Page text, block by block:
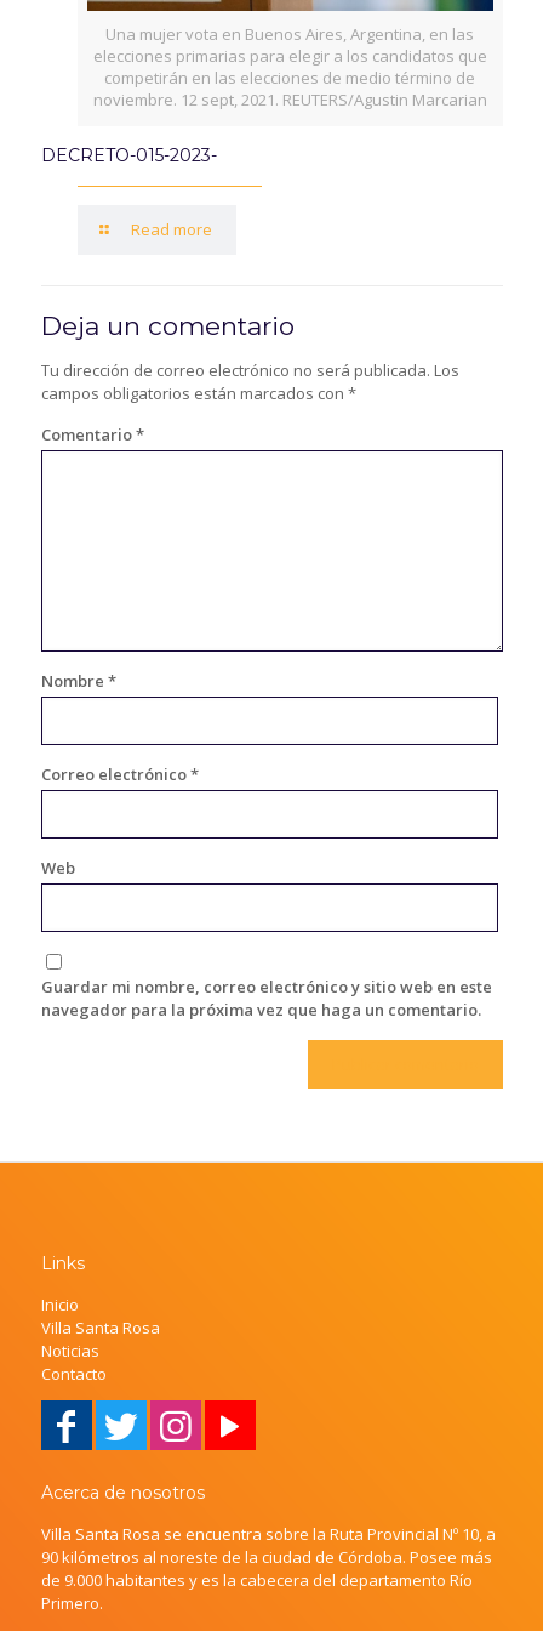
Una mujer vota en Buenos Aires, Argentina, en las
elecciones primarias para elegir a los candidatos que
competirán en las elecciones de medio término de
noviembre. 12 sept, 2021. REUTERS/Agustin Marcarian
DECRETO-015-2023-
Read more
Deja un comentario
Tu dirección de correo electrónico no será publicada. Los
campos obligatorios están marcados con *
Comentario*
Nombre *
Correo electrónico*
Web
Guardar mi nombre, correo electrónico y sitio web en este
navegador para la próxima vez que haga un comentario.
Links
Inicio
Villa Santa Rosa
Noticias
Contacto
Acerca de nosotros
Villa Santa Rosa se encuentra sobre la Ruta Provincial Nº 10, a
90 kilómetros al noreste de la ciudad de Córdoba. Posee más
de 9.000 habitantes y es la cabecera del departamento Río
Primero.